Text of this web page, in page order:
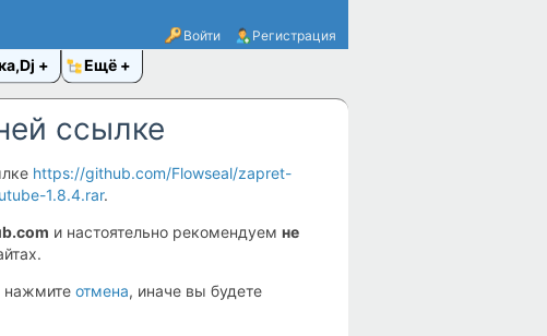
Войти Регистрация
Ещё
ссылке
https://github.com/Flowseal/zapret-
1.8.4.rar.
и настоятельно рекомендуем не
нажмите отмена, иначе вы будете